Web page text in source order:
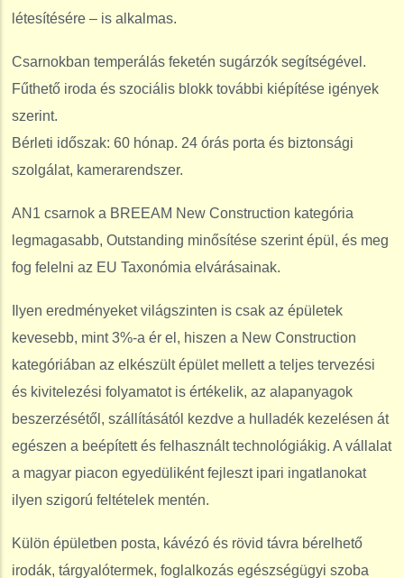
létesítésére – is alkalmas.
Csarnokban temperálás feketén sugárzók segítségével.
Fűthető iroda és szociális blokk további kiépítése igények
szerint.
Bérleti időszak: 60 hónap. 24 órás porta és biztonsági
szolgálat, kamerarendszer.
AN1 csarnok a BREEAM New Construction kategória
legmagasabb, Outstanding minősítése szerint épül, és meg
fog felelni az EU Taxonómia elvárásainak.
Ilyen eredményeket világszinten is csak az épületek
kevesebb, mint 3%-a ér el, hiszen a New Construction
kategóriában az elkészült épület mellett a teljes tervezési
és kivitelezési folyamatot is értékelik, az alapanyagok
beszerzésétől, szállításától kezdve a hulladék kezelésen át
egészen a beépített és felhasznált technológiákig. A vállalat
a magyar piacon egyedüliként fejleszt ipari ingatlanokat
ilyen szigorú feltételek mentén.
Külön épületben posta, kávézó és rövid távra bérelhető
irodák, tárgyalótermek, foglalkozás egészségügyi szoba